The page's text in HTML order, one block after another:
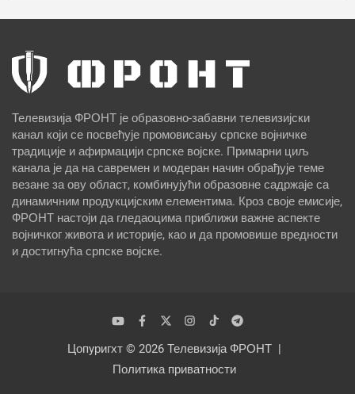
Телевизија ФРОНТ је образовно-забавни телевизијски
канал који се посвећује промовисању српске војничке
традиције и афирмацији српске војске. Примарни циљ
канала је да на савремен и модеран начин обрађује теме
везане за ову област, комбинујући образовне садржаје са
динамичним продукцијским елементима. Кроз своје емисије,
ФРОНТ настоји да гледаоцима приближи важне аспекте
војничког живота и историје, као и да промовише вредности
и достигнућа српске војске.
Цопyригхт © 2026 Телевизија ФРОНТ
Политика приватности